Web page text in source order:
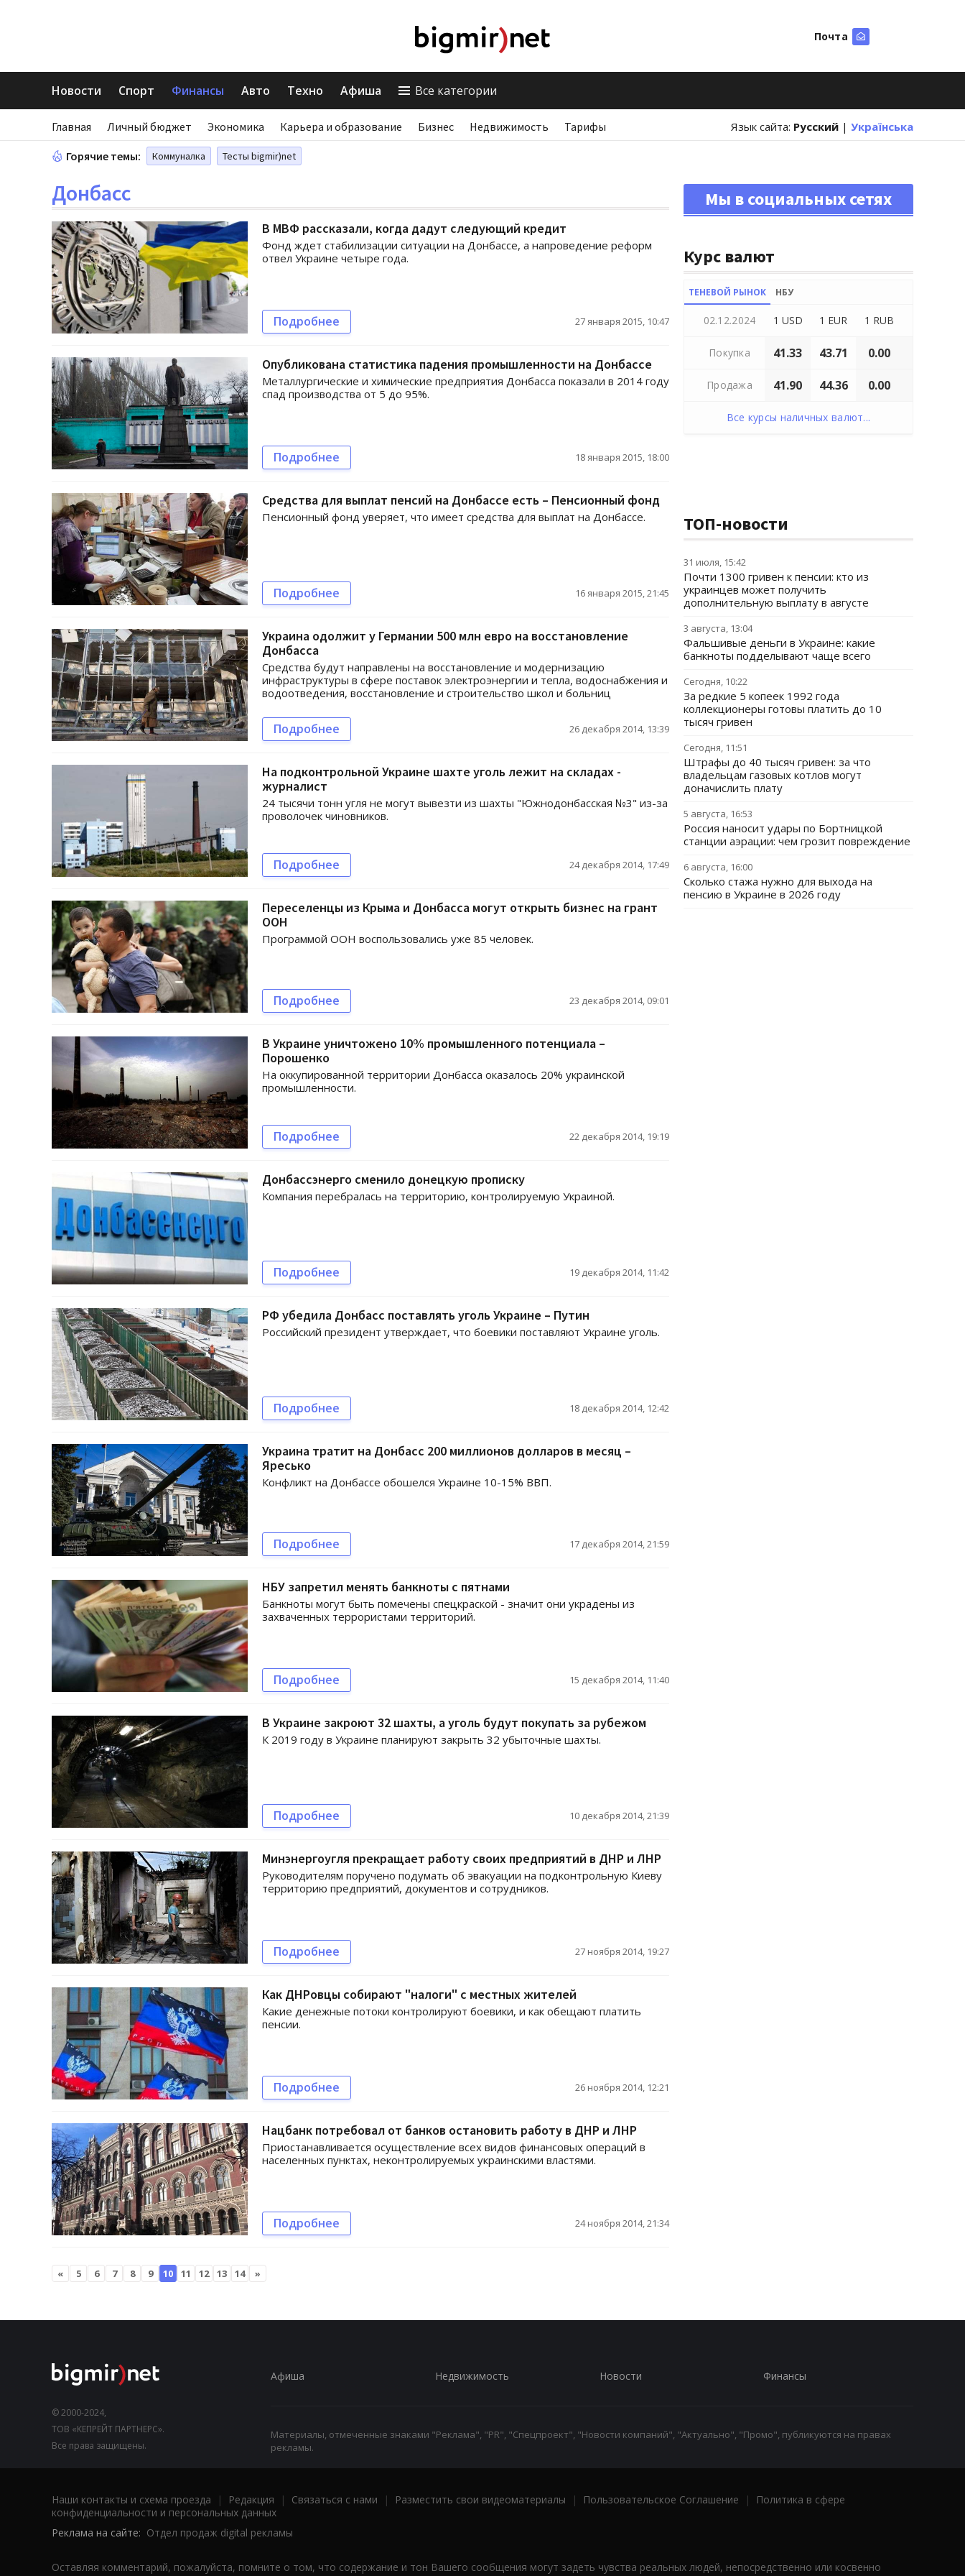
Почта
Новости Спорт Финансы Авто Техно Афиша Все категории
Главная Личный бюджет Экономика Карьера и образование Бизнес Недвижимость Тарифы Язык сайта: Русский | Українська
Горячие темы: Коммуналка Тесты bigmir)net
Донбасс
В МВФ рассказали, когда дадут следующий кредит
Фонд ждет стабилизации ситуации на Донбассе, а напроведение реформ
отвел Украине четыре года.
Подробнее 27 января 2015, 10:47
Опубликована статистика падения промышленности на Донбассе
Металлургические и химические предприятия Донбасса показали в 2014 году
спад производства от 5 до 95%.
Подробнее 18 января 2015, 18:00
Средства для выплат пенсий на Донбассе есть – Пенсионный фонд
Пенсионный фонд уверяет, что имеет средства для выплат на Донбассе.
Подробнее 16 января 2015, 21:45
Украина одолжит у Германии 500 млн евро на восстановление
Донбасса
Средства будут направлены на восстановление и модернизацию
инфраструктуры в сфере поставок электроэнергии и тепла, водоснабжения и
водоотведения, восстановление и строительство школ и больниц
Подробнее 26 декабря 2014, 13:39
На подконтрольной Украине шахте уголь лежит на складах -
журналист
24 тысячи тонн угля не могут вывезти из шахты "Южнодонбасская №3" из-за
проволочек чиновников.
Подробнее 24 декабря 2014, 17:49
Переселенцы из Крыма и Донбасса могут открыть бизнес на грант
ООН
Программой ООН воспользовались уже 85 человек.
Подробнее 23 декабря 2014, 09:01
В Украине уничтожено 10% промышленного потенциала –
Порошенко
На оккупированной территории Донбасса оказалось 20% украинской
промышленности.
Подробнее 22 декабря 2014, 19:19
Донбассэнерго сменило донецкую прописку
Компания перебралась на территорию, контролируемую Украиной.
Подробнее 19 декабря 2014, 11:42
РФ убедила Донбасс поставлять уголь Украине – Путин
Российский президент утверждает, что боевики поставляют Украине уголь.
Подробнее 18 декабря 2014, 12:42
Украина тратит на Донбасс 200 миллионов долларов в месяц –
Яресько
Конфликт на Донбассе обошелся Украине 10-15% ВВП.
Подробнее 17 декабря 2014, 21:59
НБУ запретил менять банкноты с пятнами
Банкноты могут быть помечены спецкраской - значит они украдены из
захваченных террористами территорий.
Подробнее 15 декабря 2014, 11:40
В Украине закроют 32 шахты, а уголь будут покупать за рубежом
К 2019 году в Украине планируют закрыть 32 убыточные шахты.
Подробнее 10 декабря 2014, 21:39
Минэнергоугля прекращает работу своих предприятий в ДНР и ЛНР
Руководителям поручено подумать об эвакуации на подконтрольную Киеву
территорию предприятий, документов и сотрудников.
Подробнее 27 ноября 2014, 19:27
Как ДНРовцы собирают "налоги" с местных жителей
Какие денежные потоки контролируют боевики, и как обещают платить
пенсии.
Подробнее 26 ноября 2014, 12:21
Нацбанк потребовал от банков остановить работу в ДНР и ЛНР
Приостанавливается осуществление всех видов финансовых операций в
населенных пунктах, неконтролируемых украинскими властями.
Подробнее 24 ноября 2014, 21:34
« 5 6 7 8 9 10 11 12 13 14 »
Мы в социальных сетях
Курс валют
ТЕНЕВОЙ РЫНОК НБУ
02.12.2024 1 USD 1 EUR 1 RUB
Покупка 41.33 43.71 0.00
Продажа 41.90 44.36 0.00
Все курсы наличных валют...
ТОП-новости
31 июля, 15:42
Почти 1300 гривен к пенсии: кто из
украинцев может получить
дополнительную выплату в августе
3 августа, 13:04
Фальшивые деньги в Украине: какие
банкноты подделывают чаще всего
Сегодня, 10:22
За редкие 5 копеек 1992 года
коллекционеры готовы платить до 10
тысяч гривен
Сегодня, 11:51
Штрафы до 40 тысяч гривен: за что
владельцам газовых котлов могут
доначислить плату
5 августа, 16:53
Россия наносит удары по Бортницкой
станции аэрации: чем грозит повреждение
6 августа, 16:00
Сколько стажа нужно для выхода на
пенсию в Украине в 2026 году
© 2000-2024,
ТОВ «КЕПРЕЙТ ПАРТНЕРС».
Все права защищены.
Афиша Недвижимость Новости Финансы
Материалы, отмеченные знаками "Реклама", "PR", "Спецпроект", "Новости компаний", "Актуально", "Промо", публикуются на правах
рекламы.
Наши контакты и схема проезда | Редакция | Связаться с нами | Разместить свои видеоматериалы | Пользовательское Соглашение |
Политика в сфере
конфиденциальности и персональных данных
Реклама на сайте: Отдел продаж digital рекламы
Оставляя комментарий, пожалуйста, помните о том, что содержание и тон Вашего сообщения могут задеть чувства реальных людей, непосредственно или косвенно